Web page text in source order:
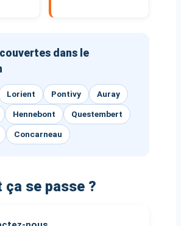
dans le
Lorient Pontivy Auray
Hennebont Questembert
Concarneau
ça se passe ?